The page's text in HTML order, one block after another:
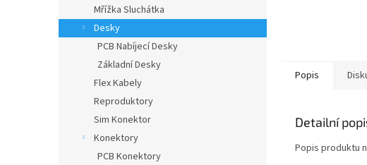
Mřížka Sluchátka
Desky
PCB Nabíjecí Desky
Základní Desky
Flex Kabely
Reproduktory
Sim Konektor
Konektory
PCB Konektory
Popis
Detailní
Popis produktu